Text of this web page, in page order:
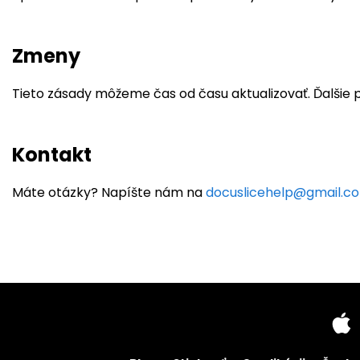
Zmeny
Tieto zásady môžeme čas od času aktualizovať.
Kontakt
Máte otázky? Napíšte nám na